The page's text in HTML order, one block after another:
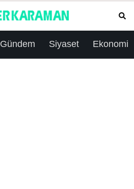
Gündem Siyaset Ekonomi